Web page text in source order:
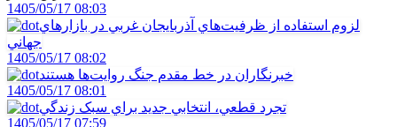
1405/05/17 08:03
لزوم استفاده از ظرفيت‌هاي آذربايجان غربي در بازارهاي
جهاني
1405/05/17 08:02
خبرنگاران در خط مقدم جنگ روايت‌ها هستند
1405/05/17 08:01
تجرد قطعي، انتخابي جديد براي سبک زندگي
1405/05/17 07:59